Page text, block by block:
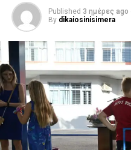
Published 3 ημέρες ago
By dikaiosinisimera